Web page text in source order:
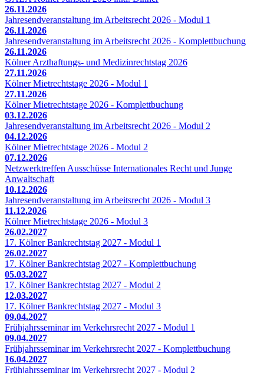
26.11.2026
Jahresendveranstaltung im Arbeitsrecht 2026 - Modul 1
26.11.2026
Jahresendveranstaltung im Arbeitsrecht 2026 - Komplettbuchung
26.11.2026
Kölner Arzthaftungs- und Medizinrechtstag 2026
27.11.2026
Kölner Mietrechtstage 2026 - Modul 1
27.11.2026
Kölner Mietrechtstage 2026 - Komplettbuchung
03.12.2026
Jahresendveranstaltung im Arbeitsrecht 2026 - Modul 2
04.12.2026
Kölner Mietrechtstage 2026 - Modul 2
07.12.2026
Netzwerktreffen Ausschüsse Internationales Recht und Junge
Anwaltschaft
10.12.2026
Jahresendveranstaltung im Arbeitsrecht 2026 - Modul 3
11.12.2026
Kölner Mietrechtstage 2026 - Modul 3
26.02.2027
17. Kölner Bankrechtstag 2027 - Modul 1
26.02.2027
17. Kölner Bankrechtstag 2027 - Komplettbuchung
05.03.2027
17. Kölner Bankrechtstag 2027 - Modul 2
12.03.2027
17. Kölner Bankrechtstag 2027 - Modul 3
09.04.2027
Frühjahrsseminar im Verkehrsrecht 2027 - Modul 1
09.04.2027
Frühjahrsseminar im Verkehrsrecht 2027 - Komplettbuchung
16.04.2027
Frühjahrsseminar im Verkehrsrecht 2027 - Modul 2